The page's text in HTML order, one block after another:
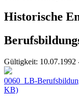
Historische
Gültigkeit: 10.07.1992
0060_LB-
KB)